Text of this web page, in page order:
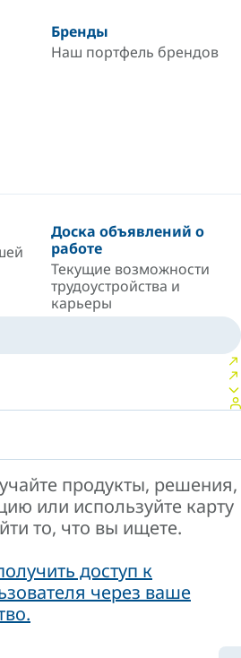
Бренды
Наш портфель брендов
Доска объявлений о
работе
Текущие возможности
трудоустройства и
карьеры
продукты, решения,
или используйте карту
то, что вы ищете.
доступ к
через ваше